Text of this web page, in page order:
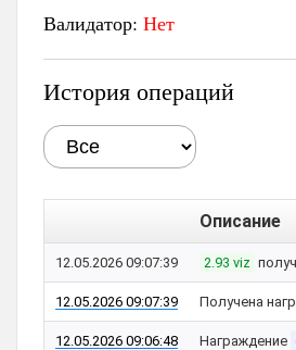
Валидатор: Нет
История операций
Описание
12.05.2026 09:07:39 2.93 viz
12.05.2026 09:07:39 Получена
12.05.2026 09:06:48 Награждение